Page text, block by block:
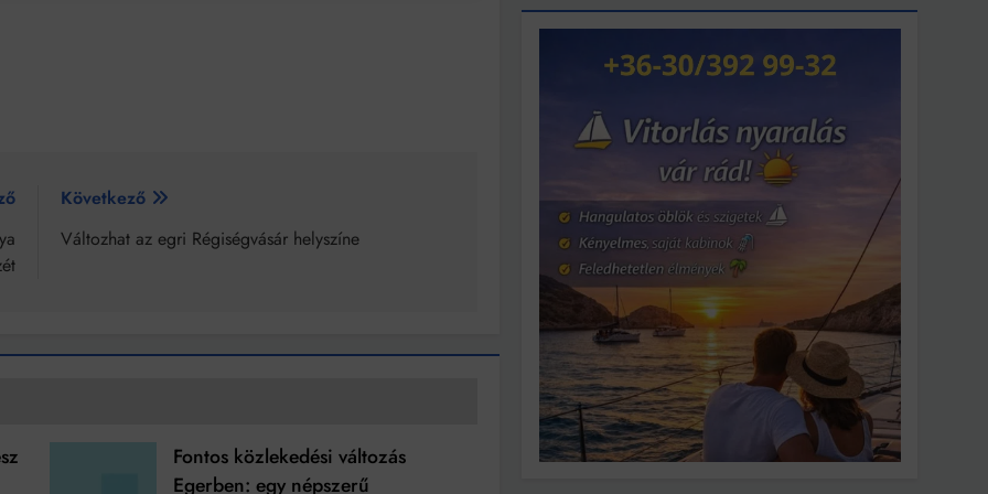
Következő
Változhat az egri Régiségvásár helyszíne
Fontos közlekedési változás
Egerben: egy népszerű